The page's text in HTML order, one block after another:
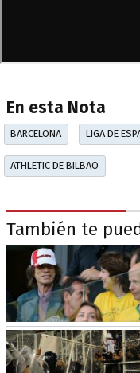
En esta Nota
BARCELONA LIGA DE
ATHLETIC DE BILBAO
También te